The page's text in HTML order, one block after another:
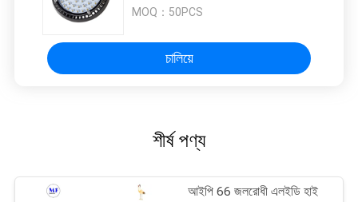
MOQ： 50PCS
চালিয়ে
শীর্ষ পণ্য
আইপি 66 জলরোধী এলইডি হাই